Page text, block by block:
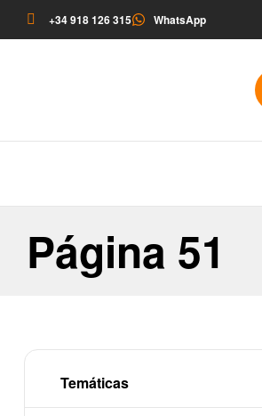
+34 918 126 315 WhatsApp
Página 51
Temáticas